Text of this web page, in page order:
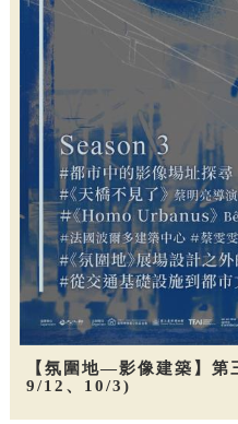
【氛圍地—影像建築】第
9/12、10/3)